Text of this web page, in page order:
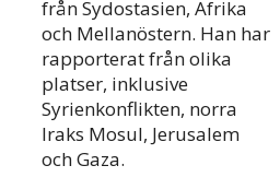
från Sydostasien, Afrika
och Mellanöstern. Han har
rapporterat från olika
platser, inklusive
Syrienkonflikten, norra
Iraks Mosul, Jerusalem
och Gaza.